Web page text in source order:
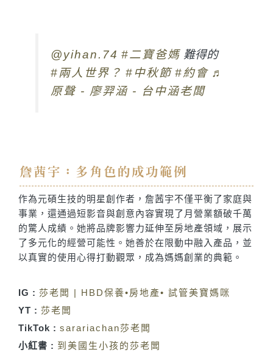
@yihan.74 #二寶爸媽 難得的
#兩人世界？ #中秋節 #約會 ♬
原聲 - 廖羿涵 - 台中涵老闆
詹茜宇：多角色的成功範例
作為元碩生技的明星創作者，詹茜宇不僅平衡了家庭與
事業，還通過短影音與創意內容實現了月營業額破千萬
的驚人成績。她將品牌影響力延伸至房地產領域，展示
了多元化的經營可能性。她善於在限動中融入產品，並
以真實的使用心得打動觀眾，成為媽媽創業的典範。
IG : 莎老闆 | HBD保養•房地產• 試管美寶媽咪
YT : 莎老闆
TikTok : sarariachan莎老闆
小紅書 : 到美國生小孩的莎老闆